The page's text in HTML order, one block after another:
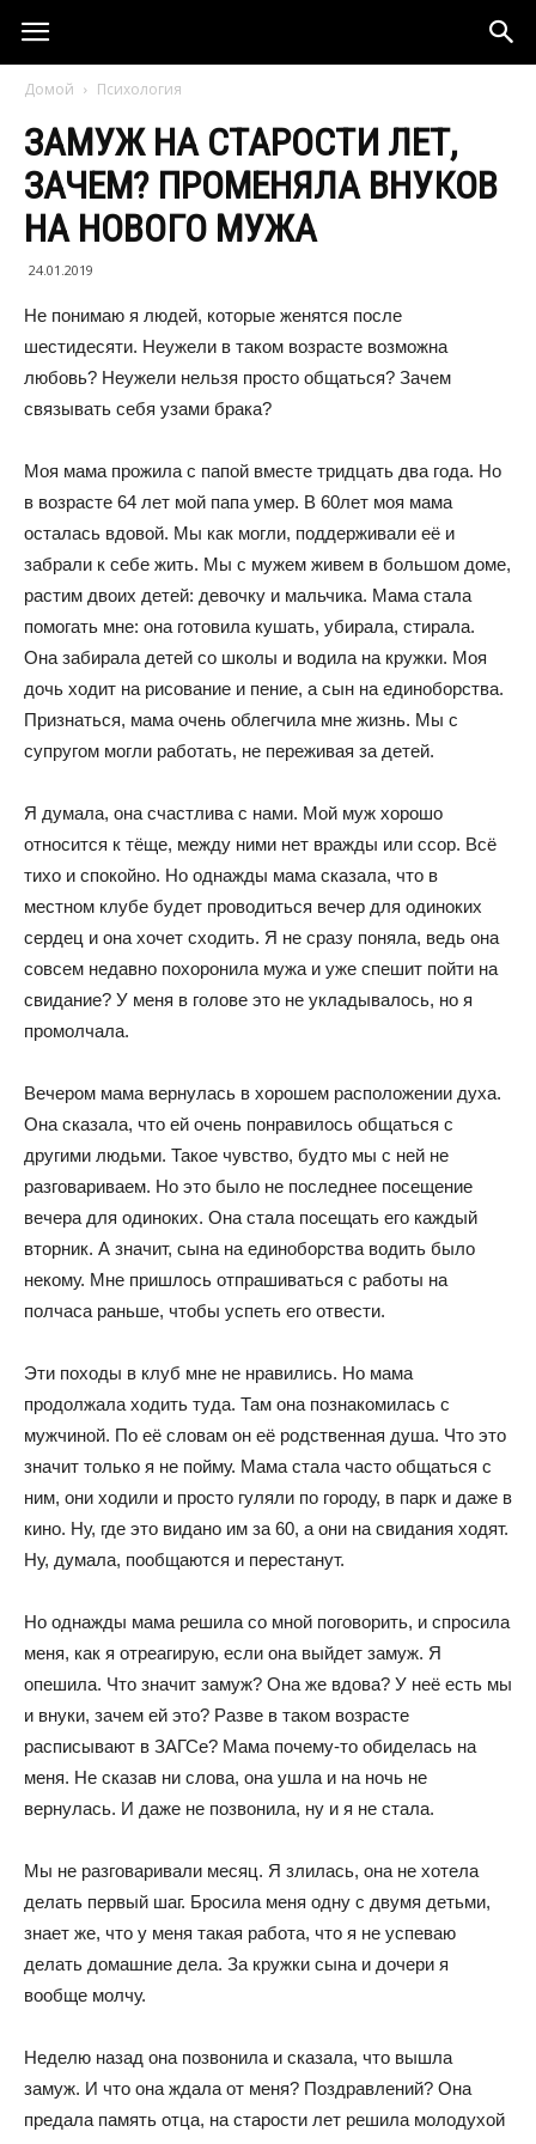
Домой Психология
ЗАМУЖ НА СТАРОСТИ ЛЕТ,
ЗАЧЕМ? ПРОМЕНЯЛА ВНУКОВ
НА НОВОГО МУЖА
24.01.2019
Не понимаю я людей, которые женятся после
шестидесяти. Неужели в таком возрасте возможна
любовь? Неужели нельзя просто общаться? Зачем
связывать себя узами брака?
Моя мама прожила с папой вместе тридцать два года. Но
в возрасте 64 лет мой папа умер. В 60лет моя мама
осталась вдовой. Мы как могли, поддерживали её и
забрали к себе жить. Мы с мужем живем в большом доме,
растим двоих детей: девочку и мальчика. Мама стала
помогать мне: она готовила кушать, убирала, стирала.
Она забирала детей со школы и водила на кружки. Моя
дочь ходит на рисование и пение, а сын на единоборства.
Признаться, мама очень облегчила мне жизнь. Мы с
супругом могли работать, не переживая за детей.
Я думала, она счастлива с нами. Мой муж хорошо
относится к тёще, между ними нет вражды или ссор. Всё
тихо и спокойно. Но однажды мама сказала, что в
местном клубе будет проводиться вечер для одиноких
сердец и она хочет сходить. Я не сразу поняла, ведь она
совсем недавно похоронила мужа и уже спешит пойти на
свидание? У меня в голове это не укладывалось, но я
промолчала.
Вечером мама вернулась в хорошем расположении духа.
Она сказала, что ей очень понравилось общаться с
другими людьми. Такое чувство, будто мы с ней не
разговариваем. Но это было не последнее посещение
вечера для одиноких. Она стала посещать его каждый
вторник. А значит, сына на единоборства водить было
некому. Мне пришлось отпрашиваться с работы на
полчаса раньше, чтобы успеть его отвести.
Эти походы в клуб мне не нравились. Но мама
продолжала ходить туда. Там она познакомилась с
мужчиной. По её словам он её родственная душа. Что это
значит только я не пойму. Мама стала часто общаться с
ним, они ходили и просто гуляли по городу, в парк и даже в
кино. Ну, где это видано им за 60, а они на свидания ходят.
Ну, думала, пообщаются и перестанут.
Но однажды мама решила со мной поговорить, и спросила
меня, как я отреагирую, если она выйдет замуж. Я
опешила. Что значит замуж? Она же вдова? У неё есть мы
и внуки, зачем ей это? Разве в таком возрасте
расписывают в ЗАГСе? Мама почему-то обиделась на
меня. Не сказав ни слова, она ушла и на ночь не
вернулась. И даже не позвонила, ну и я не стала.
Мы не разговаривали месяц. Я злилась, она не хотела
делать первый шаг. Бросила меня одну с двумя детьми,
знает же, что у меня такая работа, что я не успеваю
делать домашние дела. За кружки сына и дочери я
вообще молчу.
Неделю назад она позвонила и сказала, что вышла
замуж. И что она ждала от меня? Поздравлений? Она
предала память отца, на старости лет решила молодухой